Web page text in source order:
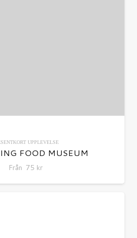
UPPLEVELSE
FOOD MUSEUM
Från 75 kr